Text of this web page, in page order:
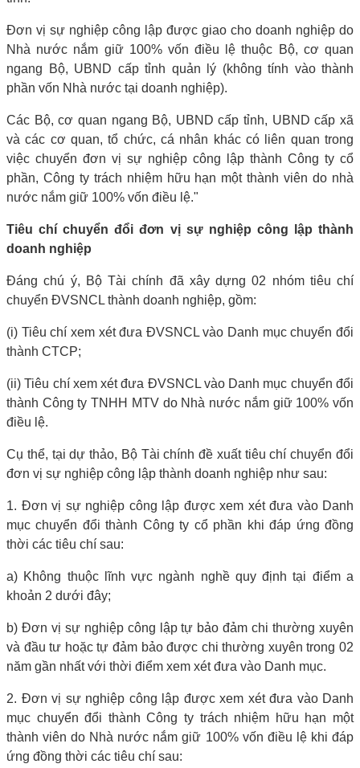
Đơn vị sự nghiệp công lập được giao cho doanh nghiệp do
Nhà nước nắm giữ 100% vốn điều lệ thuộc Bộ, cơ quan
ngang Bộ, UBND cấp tỉnh quản lý (không tính vào thành
phần vốn Nhà nước tại doanh nghiệp).
Các Bộ, cơ quan ngang Bộ, UBND cấp tỉnh, UBND cấp xã
và các cơ quan, tổ chức, cá nhân khác có liên quan trong
việc chuyển đơn vị sự nghiệp công lập thành Công ty cổ
phần, Công ty trách nhiệm hữu hạn một thành viên do nhà
nước nắm giữ 100% vốn điều lệ."
Tiêu chí chuyển đổi đơn vị sự nghiệp công lập thành
doanh nghiệp
Đáng chú ý, Bộ Tài chính đã xây dựng 02 nhóm tiêu chí
chuyển ĐVSNCL thành doanh nghiệp, gồm:
(i) Tiêu chí xem xét đưa ĐVSNCL vào Danh mục chuyển đổi
thành CTCP;
(ii) Tiêu chí xem xét đưa ĐVSNCL vào Danh mục chuyển đổi
thành Công ty TNHH MTV do Nhà nước nắm giữ 100% vốn
điều lệ.
Cụ thể, tại dự thảo, Bộ Tài chính đề xuất tiêu chí chuyển đổi
đơn vị sự nghiệp công lập thành doanh nghiệp như sau:
1. Đơn vị sự nghiệp công lập được xem xét đưa vào Danh
mục chuyển đổi thành Công ty cổ phần khi đáp ứng đồng
thời các tiêu chí sau:
a) Không thuộc lĩnh vực ngành nghề quy định tại điểm a
khoản 2 dưới đây;
b) Đơn vị sự nghiệp công lập tự bảo đảm chi thường xuyên
và đầu tư hoặc tự đảm bảo được chi thường xuyên trong 02
năm gần nhất với thời điểm xem xét đưa vào Danh mục.
2. Đơn vị sự nghiệp công lập được xem xét đưa vào Danh
mục chuyển đổi thành Công ty trách nhiệm hữu hạn một
thành viên do Nhà nước nắm giữ 100% vốn điều lệ khi đáp
ứng đồng thời các tiêu chí sau: